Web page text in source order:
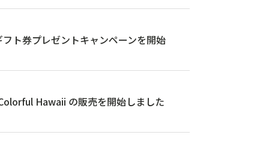
ト券プレゼントキャンペーンを開始
Hawaii の販売を開始しました